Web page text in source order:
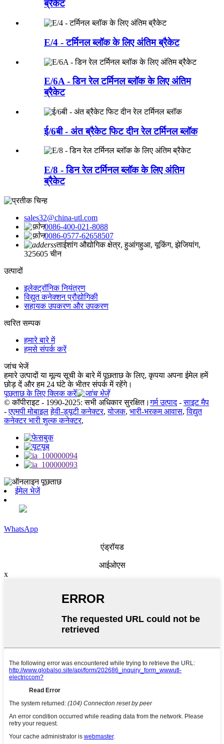
ब्रैकेट
E/4 - टर्मिनल ब्लॉक के लिए अंतिम ब्रैकेट
E/6A - डिन रेल टर्मिनल ब्लॉक के लिए अंतिम
ब्रैकेट
ई/6बी - अंत ब्रैकेट फिट दीन रेल टर्मिनल ब्लॉक
E/8 - डिन रेल टर्मिनल ब्लॉक के लिए अंतिम
ब्रैकेट
sales32@china-utl.com
0086-400-021-8088
0086-0577-62658507
ताईशांग औद्योगिक क्षेत्र, हुआंगहुआ, यूकिंग, झेजियांग,
325605 चीन
उत्पादों
इलेक्ट्रॉनिक नियंत्रण
विद्युत कनेक्शन प्रौद्योगिकी
सहायक उपकरण और उपकरण
त्वरित सम्पक
हमारे बारे में
हमसे संपर्क करें
जांच भेजें
हमारे उत्पादों या मूल्य सूची के बारे में पूछताछ के लिए, कृपया अपना ईमेल हमें
छोड़ दें और हम 24 घंटे के भीतर संपर्क में रहेंगे।
पूछताछ के लिए क्लिक करें
© कॉपीराइट - 1990-2025: सभी अधिकार सुरक्षित।गर्म उत्पाद-साइट मैप
-एएमपी मोबाइल हेवी-ड्यूटी कनेक्टर,योजक, भारी-भरकम आवास,विद्युत
कनेक्टर भारी शुल्क कनेक्टर,
ईमेल भेजें
WhatsApp
एंड्रॉयड
आईओएस
x